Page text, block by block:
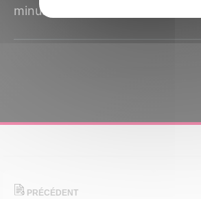
minuscules,...
PRÉCÉDENT